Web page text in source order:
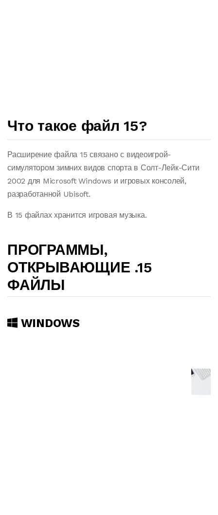
Что такое файл 15?
Расширение файла 15 связано с видеоигрой-
симулятором зимних видов спорта в Солт-Лейк-Сити
2002 для Microsoft Windows и игровых консолей,
разработанной Ubisoft.
В 15 файлах хранится игровая музыка.
ПРОГРАММЫ,
ОТКРЫВАЮЩИЕ .15
ФАЙЛЫ
WINDOWS